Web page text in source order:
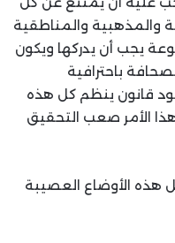
والمذهبية والمناطقية
يجب أن يدركها ويكون
باحترافية
قانون ينظم كل هذه
الأمر صعب التحقيق
هذه الأوضاع العصيبة